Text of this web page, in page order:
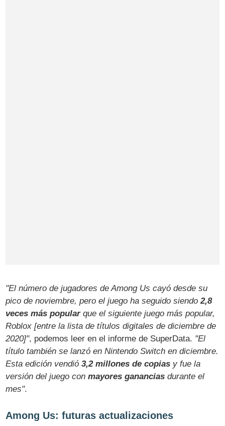
"El número de jugadores de Among Us cayó desde su
pico de noviembre, pero el juego ha seguido siendo2,8
veces más popularque el siguiente juego más popular,
Roblox [entre la lista de títulos digitales de diciembre de
2020]", podemos leer en el informe de SuperData. "El
título también se lanzó en Nintendo Switch en diciembre.
Esta edición vendió3,2 millones de copias y fue la
versión del juego conmayores ganancias durante el
mes".
Among Us: futuras actualizaciones